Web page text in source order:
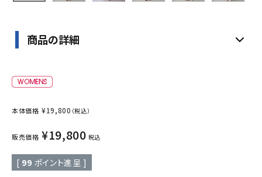
商品の詳細
本体価格 ¥19,800 （税込）
販売価格 ¥19,800 税込
[ 99 ポイント進呈 ]